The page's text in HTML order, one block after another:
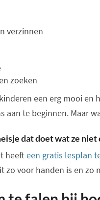
verzinnen
zoeken
een erg mooi en
aan te beginnen. Maar
dat doet wat ze
heefteen gratis lesplan
zo voor handen is en zo